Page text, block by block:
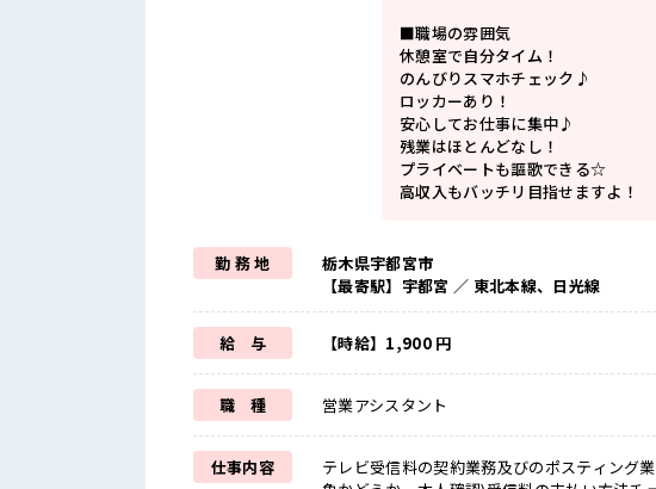
■職場の雰囲気
休憩室で自分タイム！
のんびりスマホチェック♪
ロッカーあり！
安心してお仕事に集中♪
残業はほとんどなし！
プライベートも謳歌できる☆
高収入もバッチリ目指せますよ！
勤 務 地
栃木県宇都宮市
【最寄駅】宇都宮 ／ 東北本線、日光線
給 与 【時給】1,900 円
職 種 営業アシスタント
仕事内容
テレビ受信料の契約業務及びのポスティング